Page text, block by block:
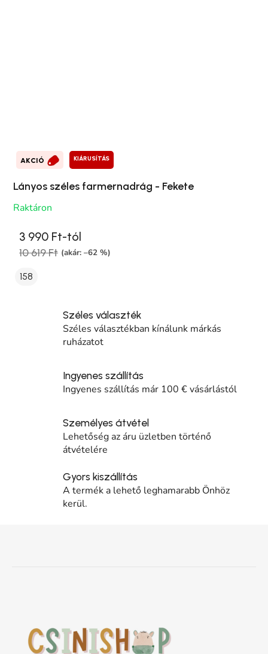
AKCIÓ KIÁRUSÍTÁS
Lányos széles farmernadrág - Fekete
Raktáron
3 990 Ft-tól
10 619 Ft (akár: –62 %)
158
Széles választék
Széles választékban kínálunk márkás
ruházatot
Ingyenes szállítás
Ingyenes szállítás már 100 € vásárlástól
Személyes átvétel
Lehetőség az áru üzletben történő
átvételére
Gyors kiszállítás
A termék a lehető leghamarabb Önhöz
kerül.